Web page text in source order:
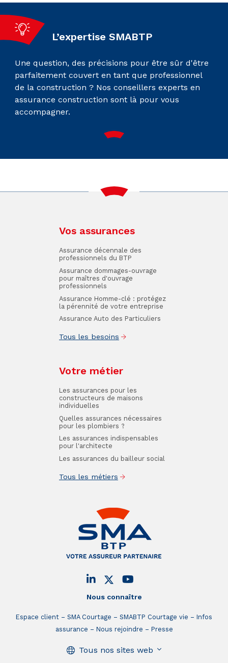
L’expertise SMABTP
Une question, des précisions pour être sûr d'être
parfaitement couvert en tant que professionnel
de la construction ? Nos conseillers experts en
assurance construction sont là pour vous
accompagner.
Nous connaître
Espace client SMA Courtage SMABTP Courtage vie
Infos
assurance
Nous rejoindre Presse
Tous nos sites web
Vos assurances
Assurance décennale des
professionnels du BTP
Assurance dommages-ouvrage
pour maîtres d'ouvrage
professionnels
Assurance Homme-clé : protégez
la pérennité de votre entreprise
Assurance Auto des Particuliers
Tous les besoins
Votre métier
Les assurances pour les
constructeurs de maisons
individuelles
Quelles assurances nécessaires
pour les plombiers ?
Les assurances indispensables
pour l'architecte
Les assurances du bailleur social
Tous les métiers